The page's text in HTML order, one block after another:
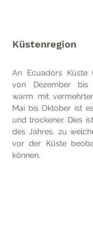
Küstenregion
An Ecuadors Küste
von Dezember bis
warm mit
Mai bis Oktober ist
und trockener. Dies
des Jahres, zu
vor der Küste
können.